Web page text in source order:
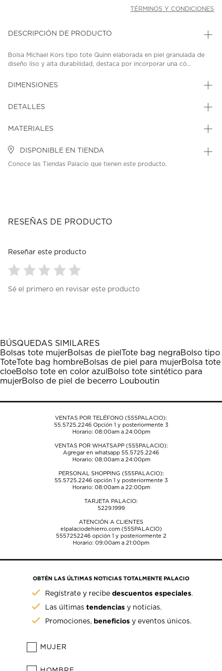
TÉRMINOS Y CONDICIONES
DESCRIPCIÓN DE PRODUCTO
Bolsa Michael Kors tipo tote Quinn elaborada en piel granulada de
diseño liso y alta durabilidad, destaca por incorporar una có...
DIMENSIONES
DETALLES
MATERIALES
DISPONIBLE EN TIENDA
Conoce las Tiendas Palacio que tienen este producto.
RESEÑAS DE PRODUCTO
Reseñar este producto
para
1
estrella
Esta
acción
abrirá
el
de
para
estrellas.
Esta
acción
abrirá
el
de
para
estrellas.
Esta
acción
abrirá
el
de
para
estrellas.
Esta
acción
abrirá
el
de
para
estrellas.
Esta
acción
abrirá
el
de
Sé el primero en revisar este producto
BÚSQUEDAS SIMILARES
Bolsas tote mujerBolsas de piel Tote bag negraBolso tipo
ToteTote bag hombreBolsas de piel para mujerBolsa tote
cloeBolso tote en color azul Bolso tote sintético para
mujerBolso de piel de becerro Louboutin
VENTAS POR TELÉFONO (555PALACIO):
55.5725.2246Opción 1 y posteriormente 3
Horario: 08:00am a 24:00pm
VENTAS POR WHATSAPP (555PALACIO):
Agregar en whatsapp 55.5725.2246
Horario: 08:00am a 24:00pm
PERSONAL SHOPPING (555PALACIO):
55.5725.2246opción 1 y posteriormente 3
Horario: 08:00am a 22:00pm
TARJETA PALACIO:
5229.1999
ATENCIÓN A CLIENTES
elpalaciodehierro.com (555PALACIO)
5557252246opción 1 y posteriormente 2
Horario: 09:00am a 21:00pm
OBTÉN LAS ÚLTIMAS NOTICIAS TOTALMENTE PALACIO
Regístrate y recibedescuentos especiales.
Las últimastendencias y noticias.
Promociones, beneficios y eventos únicos.
MUJER